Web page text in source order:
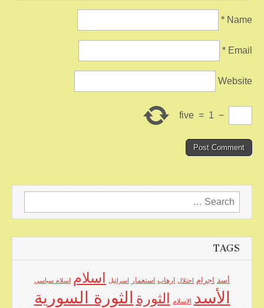
Name
*
Email
*
Website
−
1
=
five
Search
for:
TAGS
أسد اجرام احتلال ارهاب استعمار اسرائيل اسلام اسلام سياسي
الأسد الاسلام الثورة الثورة السورية